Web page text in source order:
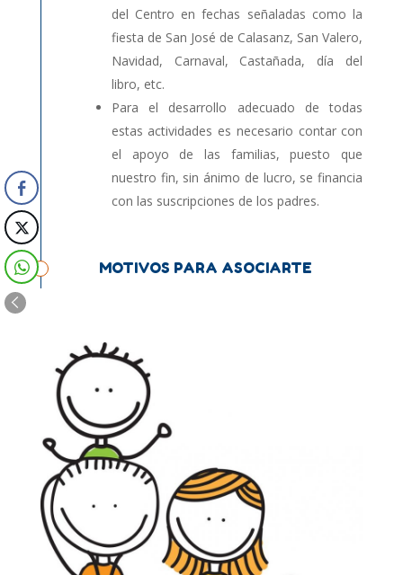
del Centro en fechas señaladas como la
fiesta de San José de Calasanz, San Valero,
Navidad, Carnaval, Castañada, día del
libro, etc.
Para el desarrollo adecuado de todas
estas actividades es necesario contar con
el apoyo de las familias, puesto que
nuestro fin, sin ánimo de lucro, se financia
con las suscripciones de los padres.
MOTIVOS PARA ASOCIARTE